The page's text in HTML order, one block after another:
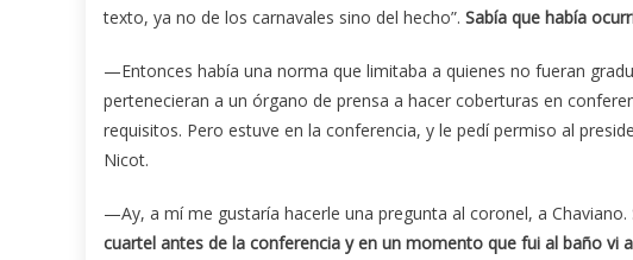
texto, ya no de los carnavales sino del hecho”. Sabía que había
—Entonces había una norma que limitaba a quienes no fueran
pertenecieran a un órgano de prensa a hacer coberturas en
requisitos. Pero estuve en la conferencia, y le pedí permiso al
Nicot.
—Ay, a mí me gustaría hacerle una pregunta al coronel, a Chaviano.
cuartel antes de la conferencia y en un momento que fui al baño vi